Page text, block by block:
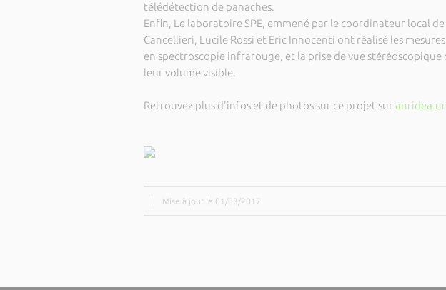
télédétection de panaches.
Enfin, Le laboratoire SPE, emmené par le coordinateur local
Cancellieri, Lucile Rossi et Eric Innocenti ont réalisé les
en spectroscopie infrarouge, et la prise de vue
leur volume visible.
Retrouvez plus d'infos et de photos sur ce projet sur
Mise à jour le 01/03/2017